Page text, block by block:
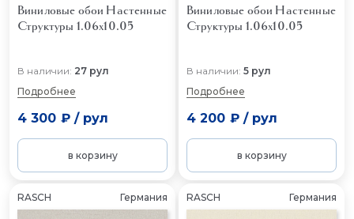
Виниловые обои Настенные
Структуры 1.06x10.05
В наличии: 27 рул
Подробнее
4 300 ₽/ рул
в корзину
Виниловые обои Настенные
Структуры 1.06x10.05
В наличии: 5 рул
Подробнее
4 200 ₽/ рул
в корзину
RASCH Германия RASCH Германия